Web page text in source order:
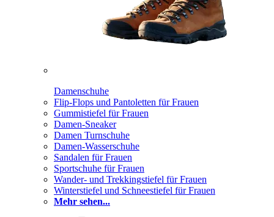
Damenschuhe
Flip-Flops und Pantoletten für Frauen
Gummistiefel für Frauen
Damen-Sneaker
Damen Turnschuhe
Damen-Wasserschuhe
Sandalen für Frauen
Sportschuhe für Frauen
Wander- und Trekkingstiefel für Frauen
Winterstiefel und Schneestiefel für Frauen
Mehr sehen...